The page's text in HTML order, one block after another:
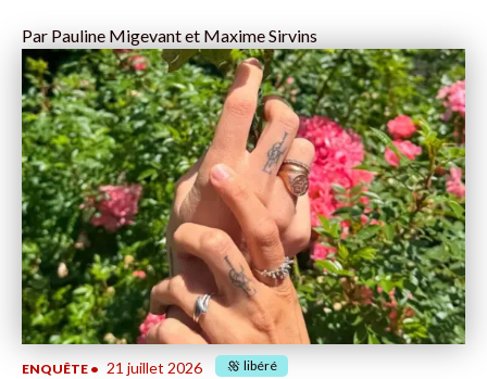
Par Pauline Migevant et Maxime Sirvins
ENQUÊTE • 21 juillet 2026 libéré